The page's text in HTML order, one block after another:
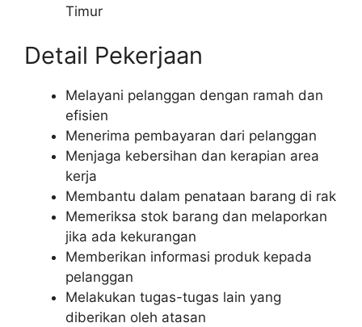
Timur
Detail Pekerjaan
Melayani pelanggan dengan ramah dan
efisien
Menerima pembayaran dari pelanggan
Menjaga kebersihan dan kerapian area
kerja
Membantu dalam penataan barang di rak
Memeriksa stok barang dan melaporkan
jika ada kekurangan
Memberikan informasi produk kepada
pelanggan
Melakukan tugas-tugas lain yang
diberikan oleh atasan